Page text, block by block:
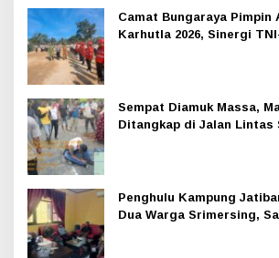
Camat Bungaraya Pimpin
Karhutla 2026, Sinergi
Sempat Diamuk Massa,
Ditangkap di Jalan Lintas
Penghulu Kampung
Dua Warga Srimersing,